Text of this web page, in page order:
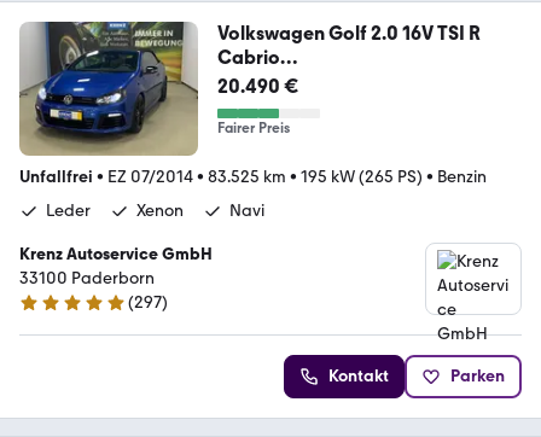
Volkswagen Golf 2.0 16V TSI R
Cabrio
KLIMA+PDC+NAVI+SHZ+ALU
20.490 €
Fairer Preis
Unfallfrei • EZ 07/2014• 83.525 km • 195 kW (265 PS) • Benzin
Leder
Xenon Navi
Krenz Autoservice GmbH
33100 Paderborn
4.8 Sterne
(297)
Kontakt Parken